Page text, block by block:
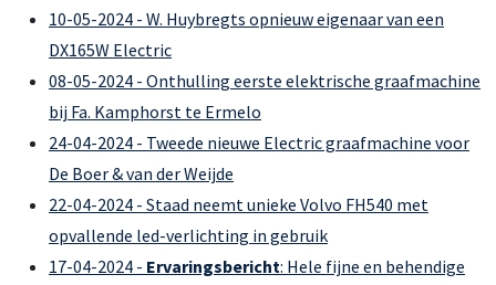
10-05-2024 - W. Huybregts opnieuw eigenaar van een
DX165W Electric
08-05-2024 - Onthulling eerste elektrische graafmachine
bij Fa. Kamphorst te Ermelo
24-04-2024 - Tweede nieuwe Electric graafmachine voor
De Boer & van der Weijde
22-04-2024 - Staad neemt unieke Volvo FH540 met
opvallende led-verlichting in gebruik
17-04-2024 - Ervaringsbericht: Hele fijne en behendige